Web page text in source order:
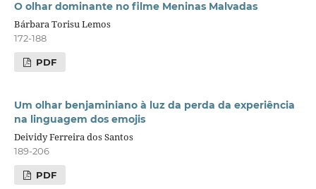
O olhar dominante no filme Meninas Malvadas
Bárbara Torisu Lemos
172-188
PDF
Um olhar benjaminiano à luz da perda da experiência
na linguagem dos emojis
Deividy Ferreira dos Santos
189-206
PDF